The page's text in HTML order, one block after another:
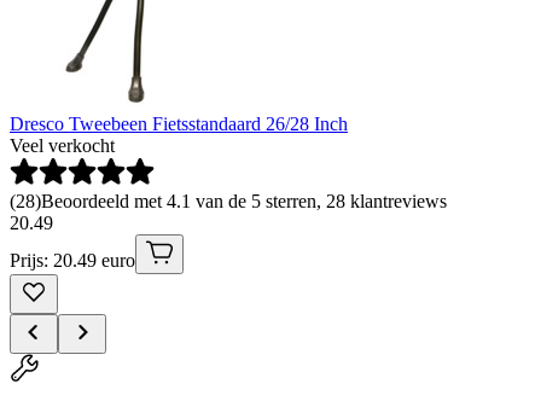
Dresco Tweebeen Fietsstandaard 26/28 Inch
Veel verkocht
(28)Beoordeeld met 4.1 van de 5 sterren, 28 klantreviews
20.49
Prijs: 20.49 euro